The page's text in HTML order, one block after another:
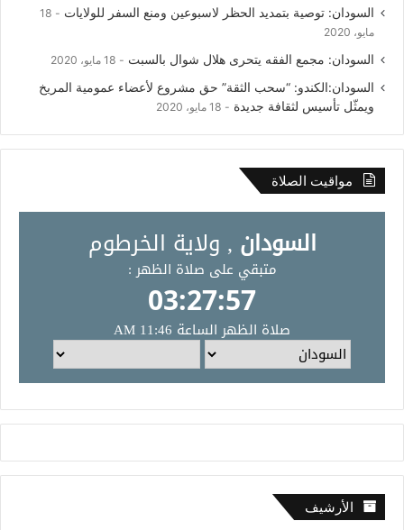
السودان: توصية بتمديد الحظر لاسبوعين ومنع السفر للولايات
18
مايو، 2020
السودان: مجمع الفقه يتحرى هلال شوال بالسبت 18 مايو، 2020
السودان:الكندو: “سحب الثقة” حق مشروع لأعضاء عمومية المريخ
ويمثّل تأسيس لثقافة جديدة
18 مايو، 2020
مواقيت الصلاة
الأرشيف